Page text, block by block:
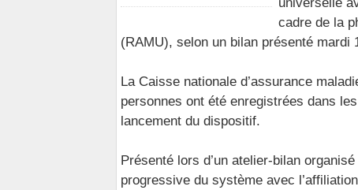
cadre de la
(RAMU), selon un bilan présenté mardi
La Caisse nationale d’assurance
personnes ont été enregistrées dans
lancement du dispositif.
Présenté lors d’un atelier-bilan
progressive du système avec